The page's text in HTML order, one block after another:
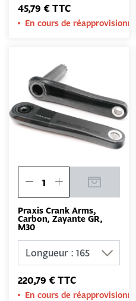
45,79 € TTC
En cours de
Praxis Crank Arms,
Carbon, Zayante GR,
M30
220,79 € TTC
En cours de